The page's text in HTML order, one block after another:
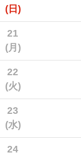
(日)
21
(月)
22
(火)
23
(水)
24